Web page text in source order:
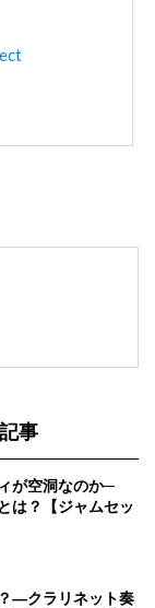
事
が空洞なのか─
は？【ジャムセッ
―クラリネット奏